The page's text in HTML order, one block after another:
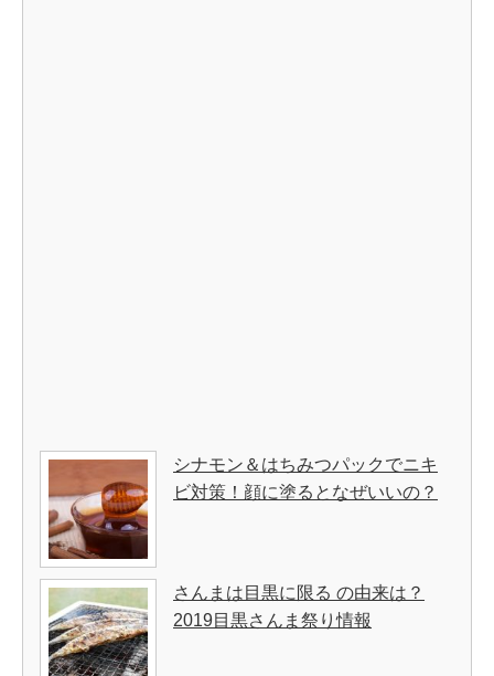
シナモン＆はちみつパックでニキ
ビ対策！顔に塗るとなぜいいの？
さんまは目黒に限る の由来は？
2019目黒さんま祭り情報